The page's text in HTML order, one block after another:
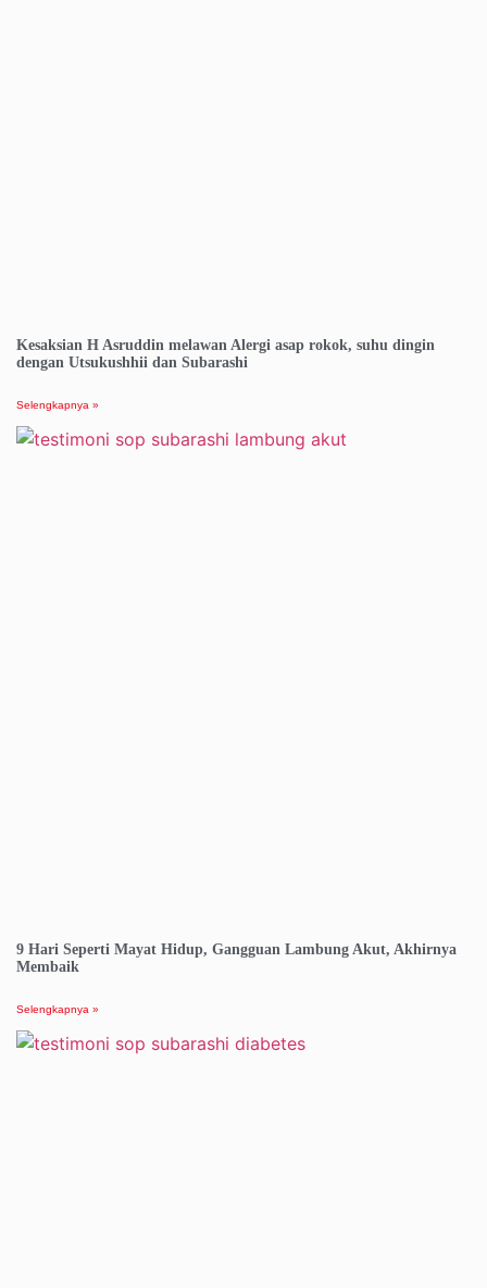
Kesaksian H Asruddin melawan Alergi asap rokok, suhu dingin
dengan Utsukushhii dan Subarashi
Selengkapnya »
9 Hari Seperti Mayat Hidup, Gangguan Lambung Akut, Akhirnya
Membaik
Selengkapnya »